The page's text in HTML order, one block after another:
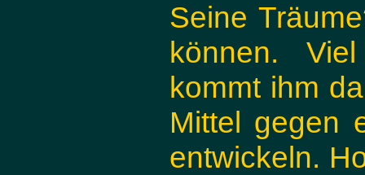
Seine
können.
kommt ihm
Mittel gegen
entwickeln.